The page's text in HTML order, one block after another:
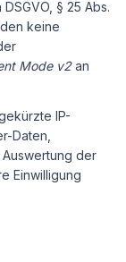
§ 25 Abs.
keine
Mode v2an
IP-
Daten,
der
Einwilligung